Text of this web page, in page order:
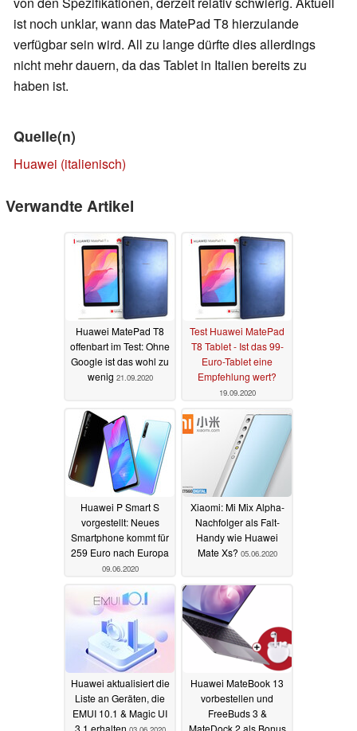
ist noch unklar, wann das MatePad T8 hierzulande
verfügbar sein wird. All zu lange dürfte dies allerdings
nicht mehr dauern, da das Tablet in Italien bereits zu
haben ist.
Quelle(n)
Huawei (italienisch)
Verwandte Artikel
Huawei MatePad T8
offenbart im Test: Ohne
Google ist das wohl zu
wenig 21.09.2020
Test Huawei MatePad
T8 Tablet - Ist das 99-
Euro-Tablet eine
Empfehlung wert?
19.09.2020
Huawei P Smart S
vorgestellt: Neues
Smartphone kommt für
259 Euro nach Europa
09.06.2020
Xiaomi: Mi Mix Alpha-
Nachfolger als Falt-
Handy wie Huawei
Mate Xs? 05.06.2020
Huawei aktualisiert die
Liste an Geräten, die
EMUI 10.1 & Magic UI
3.1 erhalten
Huawei MateBook 13
vorbestellen und
FreeBuds 3 &
MateDock 2 als Bonus